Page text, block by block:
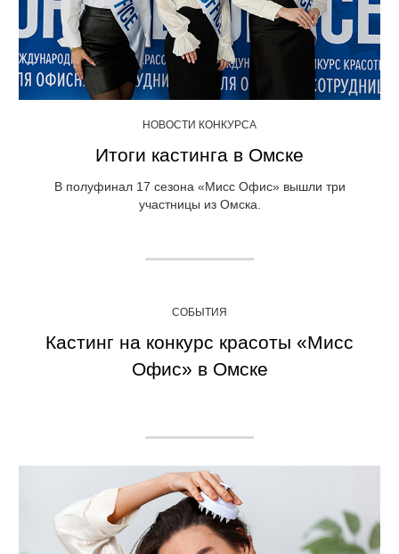
НОВОСТИ КОНКУРСА
Итоги кастинга в Омске
В полуфинал 17 сезона «Мисс Офис» вышли три
участницы из Омска.
СОБЫТИЯ
Кастинг на конкурс красоты «Мисс
Офис» в Омске